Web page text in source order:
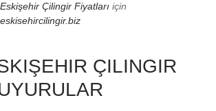
Eskişehir Çilingir Fiyatları için
eskisehircilingir.biz
ÇILINGIR